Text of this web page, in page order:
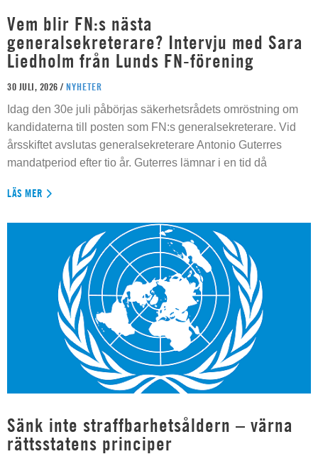
Vem blir FN:s nästa
generalsekreterare? Intervju med Sara
Liedholm från Lunds FN-förening
30 JULI, 2026 / NYHETER
Idag den 30e juli påbörjas säkerhetsrådets omröstning om
kandidaterna till posten som FN:s generalsekreterare. Vid
årsskiftet avslutas generalsekreterare Antonio Guterres
mandatperiod efter tio år. Guterres lämnar i en tid då
LÄS MER
Sänk inte straffbarhetsåldern – värna
rättsstatens principer